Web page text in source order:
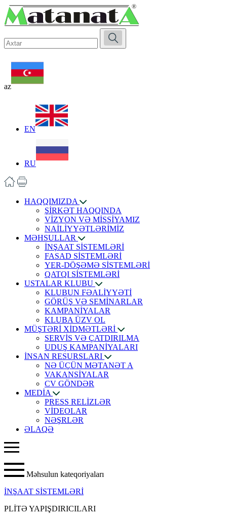
az
EN
RU
HAQQIMIZDA
ŞİRKƏT HAQQINDA
VİZYON VƏ MİSSİYAMIZ
NAİLİYYƏTLƏRİMİZ
MƏHSULLAR
İNŞAAT SİSTEMLƏRİ
FASAD SİSTEMLƏRİ
YER-DÖŞƏMƏ SİSTEMLƏRİ
QATQI SİSTEMLƏRİ
USTALAR KLUBU
KLUBUN FƏALİYYƏTİ
GÖRÜŞ VƏ SEMİNARLAR
KAMPANİYALAR
KLUBA ÜZV OL
MÜŞTƏRİ XİDMƏTLƏRİ
SERVİS VƏ ÇATDIRILMA
UDUŞ KAMPANİYALARI
İNSAN RESURSLARI
NƏ ÜÇÜN MƏTANƏT A
VAKANSİYALAR
CV GÖNDƏR
MEDİA
PRESS RELİZLƏR
VİDEOLAR
NƏŞRLƏR
ƏLAQƏ
Məhsulun kateqoriyaları
İNŞAAT SİSTEMLƏRİ
PLİTƏ YAPIŞDIRICILARI